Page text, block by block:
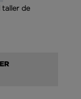
taller de